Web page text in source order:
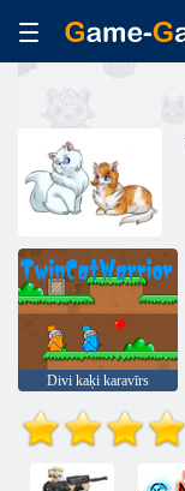
Divi kaķi karavīrs